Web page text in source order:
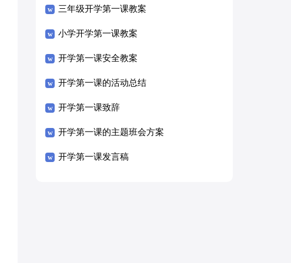
三年级开学第一课教案
小学开学第一课教案
开学第一课安全教案
开学第一课的活动总结
开学第一课致辞
开学第一课的主题班会方案
开学第一课发言稿